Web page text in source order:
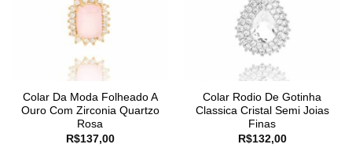
Colar Da Moda Folheado A
Ouro Com Zirconia Quartzo
Rosa
R$137,00
Colar Rodio De Gotinha
Classica Cristal Semi Joias
Finas
R$132,00